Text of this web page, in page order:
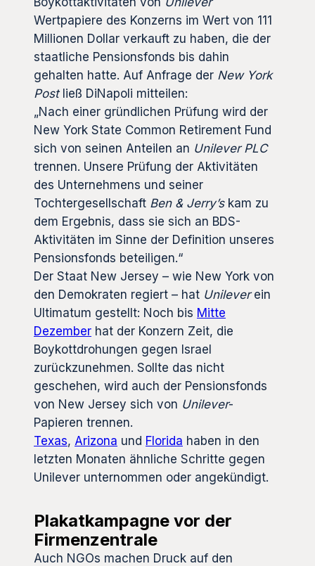
Wertpapiere des Konzerns im Wert von 111
Millionen Dollar verkauft zu haben, die der
staatliche Pensionsfonds bis dahin
gehalten hatte. Auf Anfrage der New York
Postließ DiNapoli mitteilen:
„Nach einer gründlichen Prüfung wird der
New York State Common Retirement Fund
sich von seinen Anteilen an Unilever PLC
trennen. Unsere Prüfung der Aktivitäten
des Unternehmens und seiner
Tochtergesellschaft Ben & Jerry’skam zu
dem Ergebnis, dass sie sich an BDS-
Aktivitäten im Sinne der Definition unseres
Pensionsfonds beteiligen.“
Der Staat New Jersey – wie New York von
den Demokraten regiert – hat Unileverein
Ultimatum gestellt: Noch bis Mitte
Dezember hat der Konzern Zeit, die
Boykottdrohungen gegen Israel
zurückzunehmen. Sollte das nicht
geschehen, wird auch der Pensionsfonds
von New Jersey sich von Unilever-
Papieren trennen.
Texas, Arizona und Florida haben in den
letzten Monaten ähnliche Schritte gegen
Unilever unternommen oder angekündigt.
Plakatkampagne vor der
Firmenzentrale
Auch NGOs machen Druck auf den